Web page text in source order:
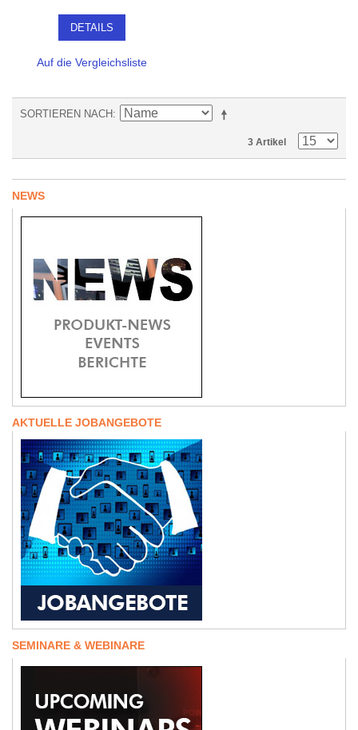
DETAILS
Auf die Vergleichsliste
SORTIEREN NACH
3 Artikel
NEWS
AKTUELLE JOBANGEBOTE
SEMINARE & WEBINARE